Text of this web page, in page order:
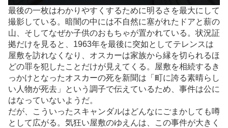
最後の一枚はわかりやすくするために明るさを最大にして
撮影している。暗闇の中には不自然に塞がれたドアと薪の
山、そしてなぜか子供のおもちゃが置かれている。状況証
拠だけを見ると、1963年を最後に突如としてテレンスは
屋敷を訪れなくなり、オスカーは家族から縁を切られるほ
どの罪を犯したことだけが見えてくる。屋敷を相続するき
っかけとなったオスカーの死を新聞は「町に誇る素晴らし
い人物が死去」という調子で伝えているため、事件は公に
はなっていないようだ。
だが、こういったスキャンダルはどんなにごまかしても噂
として広がる。気狂い屋敷のゆえんは、この事件が大きく